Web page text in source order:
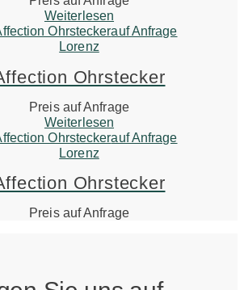
Weiterlesen
auf Anfrage
Lorenz
Ohrstecker
Preis auf Anfrage
Weiterlesen
auf Anfrage
Lorenz
Ohrstecker
Preis auf Anfrage